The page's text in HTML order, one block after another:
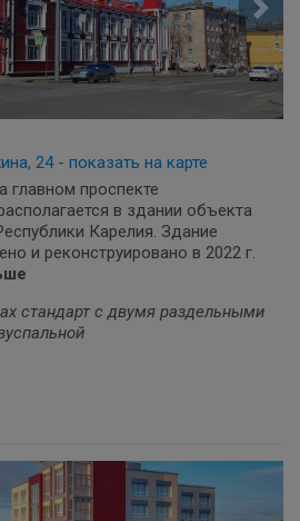
24 - показать на карте
главном проспекте
в здании объекта
Карелия. Здание
и реконструировано в 2022 г.
стандарт с двумя раздельными